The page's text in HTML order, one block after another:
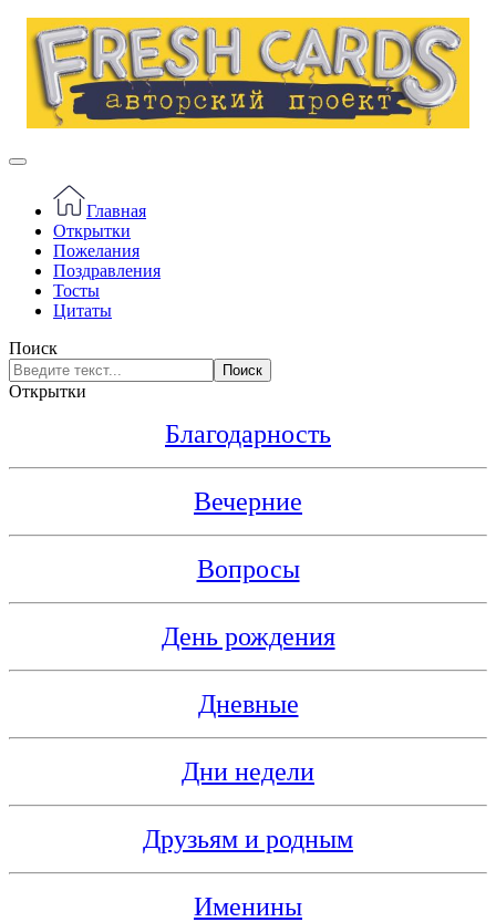
Главная
Открытки
Пожелания
Поздравления
Тосты
Цитаты
Поиск
Поиск
Открытки
Благодарность
Вечерние
Вопросы
День рождения
Дневные
Дни недели
Друзьям и родным
Именины